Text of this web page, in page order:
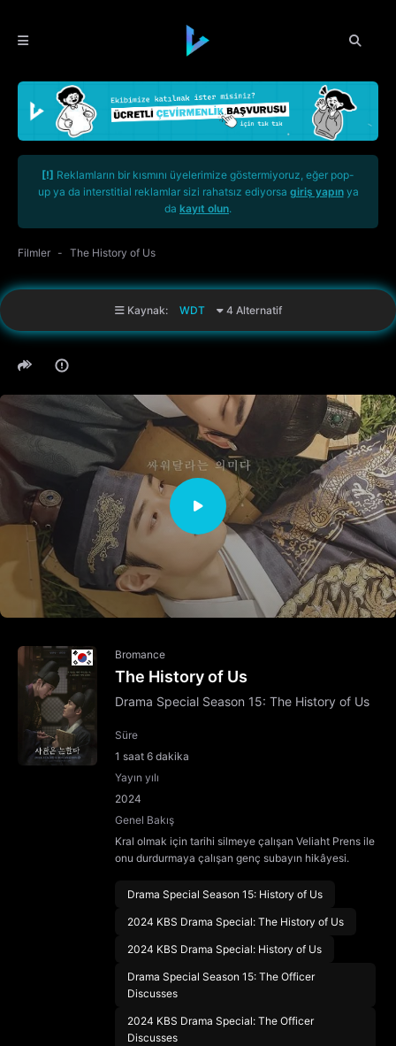
[!] Reklamların bir kısmını üyelerimize göstermiyoruz, eğer pop-
up ya da interstitial reklamlar sizi rahatsız ediyorsa giriş yapınya
da kayıt olun.
Filmler The History of Us
Kaynak: WDT 4 Alternatif
Bromance
The History of Us
Drama Special Season 15: The History of Us
Süre
1 saat 6 dakika
Yayın yılı
2024
Genel Bakış
Kral olmak için tarihi silmeye çalışan Veliaht Prens ile
onu durdurmaya çalışan genç subayın hikâyesi.
Drama Special Season 15: History of Us
2024 KBS Drama Special: The History of Us
2024 KBS Drama Special: History of Us
Drama Special Season 15: The Officer
Discusses
2024 KBS Drama Special: The Officer
Discusses